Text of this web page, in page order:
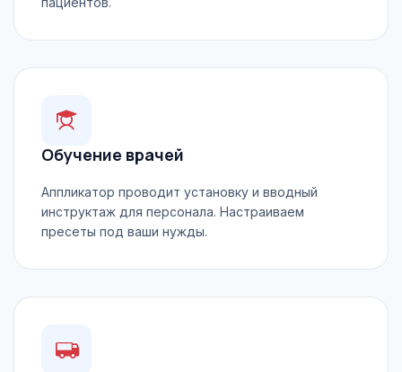
Обучение врачей
Аппликатор проводит установку и вводный
инструктаж для персонала. Настраиваем
пресеты под ваши нужды.